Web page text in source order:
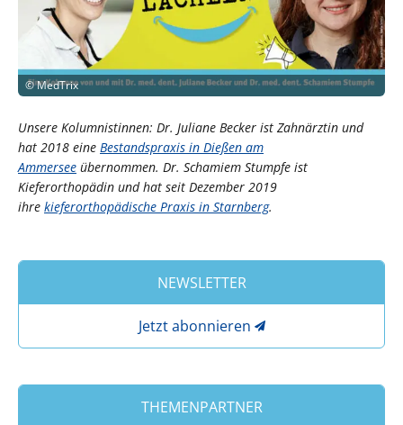
©MedTrix
Unsere Kolumnistinnen: Dr. Juliane Becker ist Zahnärztin und
hat 2018 eine Bestandspraxis in Dießen am
Ammersee übernommen. Dr. Schamiem Stumpfe ist
Kieferorthopädin und hat seit Dezember 2019
ihre kieferorthopädische Praxis in Starnberg.
NEWSLETTER
Jetzt abonnieren
THEMENPARTNER